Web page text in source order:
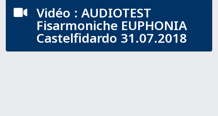
 Vidéo : AUDIOTEST
Fisarmoniche EUPHONIA
Castelfidardo 31.07.2018